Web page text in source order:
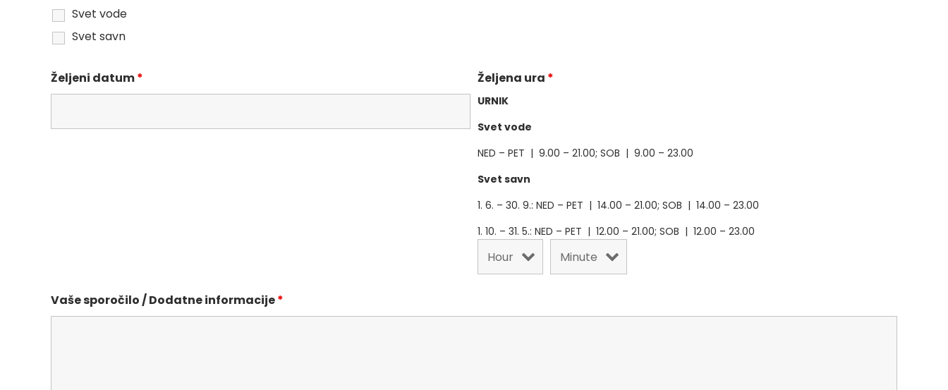
Svet vode
Svet savn
Željeni datum* Željena ura *
URNIK
Svet vode
NED – PET | 9.00 – 21.00; SOB | 9.00 – 23.00
Svet savn
1. 6. – 30. 9.: NED – PET | 14.00 – 21.00; SOB | 14.00 – 23.00
1. 10. – 31. 5.: NED – PET | 12.00 – 21.00; SOB | 12.00 – 23.00
Vaše sporočilo / Dodatne informacije*